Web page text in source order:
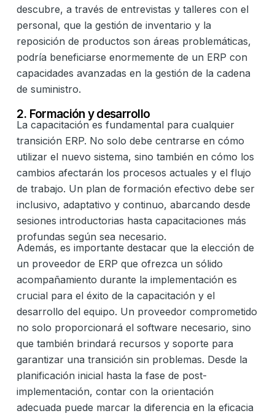
descubre, a través de entrevistas y talleres con el
personal, que la gestión de inventario y la
reposición de productos son áreas problemáticas,
podría beneficiarse enormemente de un ERP con
capacidades avanzadas en la gestión de la cadena
de suministro.
2. Formación y desarrollo
La capacitación es fundamental para cualquier
transición ERP. No solo debe centrarse en cómo
utilizar el nuevo sistema, sino también en cómo los
cambios afectarán los procesos actuales y el flujo
de trabajo. Un plan de formación efectivo debe ser
inclusivo, adaptativo y continuo, abarcando desde
sesiones introductorias hasta capacitaciones más
profundas según sea necesario.
Además, es importante destacar que la elección de
un proveedor de ERP que ofrezca un sólido
acompañamiento durante la implementación es
crucial para el éxito de la capacitación y el
desarrollo del equipo. Un proveedor comprometido
no solo proporcionará el software necesario, sino
que también brindará recursos y soporte para
garantizar una transición sin problemas. Desde la
planificación inicial hasta la fase de post-
implementación, contar con la orientación
adecuada puede marcar la diferencia en la eficacia